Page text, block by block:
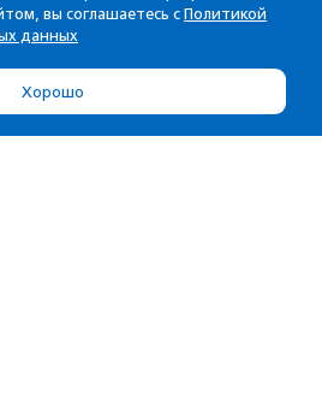
вы соглашаетесь с Политикой
данных
Хорошо